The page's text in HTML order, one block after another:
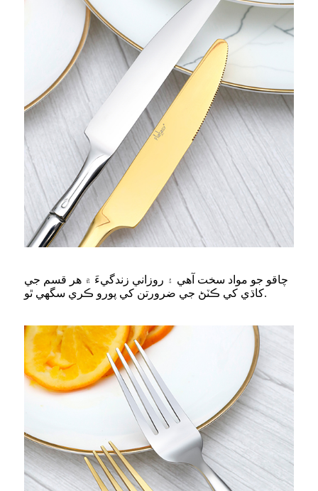
چاقو جو مواد سخت آهي ۽ روزاني زندگيءَ ۾ هر قسم جي
کاڌي کي ڪٽڻ جي ضرورتن کي پورو ڪري سگهي ٿو.